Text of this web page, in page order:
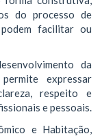
do processo de
facilitar ou
da
expressar
respeito e
e pessoais.
e Habitação,